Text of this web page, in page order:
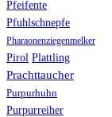
Pfeifente
Pfuhlschnepfe
Pharaonenziegenmelker
Pirol Plattling
Prachttaucher
Purpurhuhn
Purpurreiher